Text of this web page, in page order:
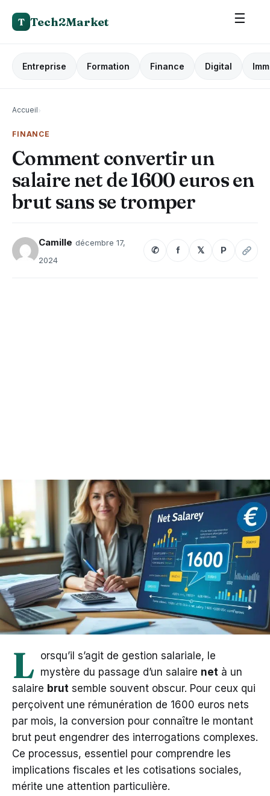
T Tech2Market ☰
Entreprise Formation Finance Digital
Accueil›
FINANCE
Comment convertir un
salaire net de 1600 euros en
brut sans se tromper
Camille décembre 17,
2024
✆ f 𝕏 P
L orsqu’il s’agit de gestion salariale, le
mystère du passage d’un salaire net à un
salaire brut semble souvent obscur. Pour ceux qui
perçoivent une rémunération de 1600 euros nets
par mois, la conversion pour connaître le montant
brut peut engendrer des interrogations complexes.
Ce processus, essentiel pour comprendre les
implications fiscales et les cotisations sociales,
mérite une attention particulière.